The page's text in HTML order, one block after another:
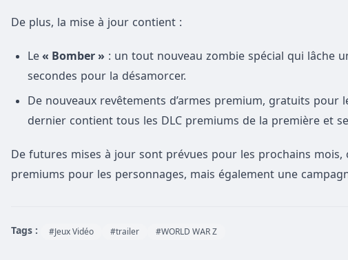
De plus, la mise à jour contient :
Le « Bomber » : un tout nouveau zombie spécial qui lâche
secondes pour la désamorcer.
De nouveaux revêtements d’armes premium, gratuits pour
dernier contient tous les DLC premiums de la première et
De futures mises à jour sont prévues pour les prochains
premiums pour les personnages, mais également une
Tags : #Jeux Vidéo #trailer #WORLD WAR Z